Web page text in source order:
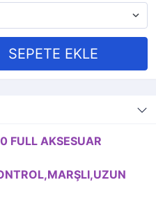
FULL AKSESUAR